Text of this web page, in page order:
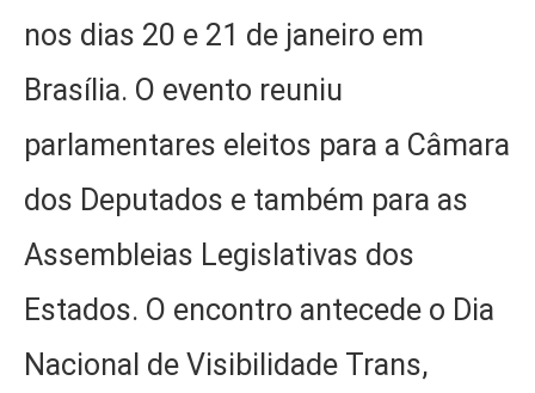
nos dias 20 e 21 de janeiro em
Brasília. O evento reuniu
parlamentares eleitos para a Câmara
dos Deputados e também para as
Assembleias Legislativas dos
Estados. O encontro antecede o Dia
Nacional de Visibilidade Trans,